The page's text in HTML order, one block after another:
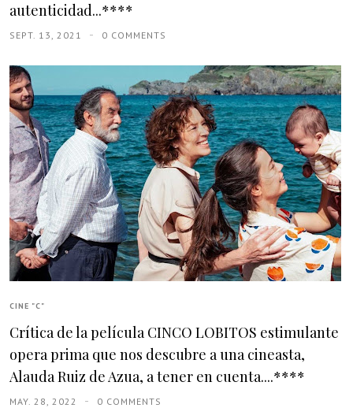
autenticidad...****
SEPT. 13, 2021 0 COMMENTS
CINE "C"
Crítica de la película CINCO LOBITOS estimulante
opera prima que nos descubre a una cineasta,
Alauda Ruiz de Azua, a tener en cuenta....****
MAY. 28, 2022 0 COMMENTS